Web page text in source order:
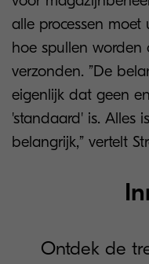
alle processen
hoe spullen worden
verzonden. ”De
eigenlijk dat geen
'standaard' is. Alles
belangrijk,” vertelt
Ontdek de